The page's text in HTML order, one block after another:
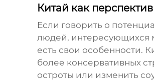
Китай как
Если говорить о
людей, интересующихся
есть свои особенности.
более консервативных
остроты или изменить